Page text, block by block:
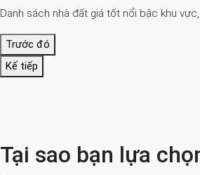
Danh sách nhà đất giá tốt nổi bậc khu
Trước đó
Kế tiếp
Tại sao bạn lựa